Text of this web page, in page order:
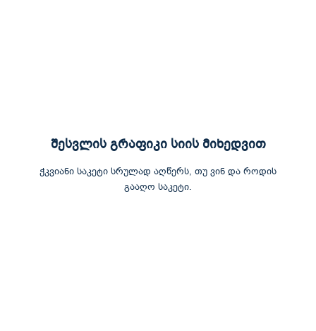
შესვლის გრაფიკი სიის მიხედვით
ჭკვიანი საკეტი სრულად აღწერს, თუ ვინ და როდის
გააღო საკეტი.